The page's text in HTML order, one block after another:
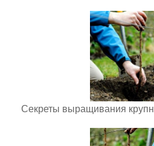
Секреты выращивания